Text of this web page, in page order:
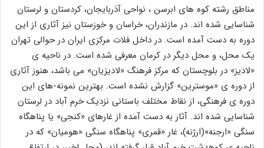
مناطق رشته کوه های ابرسن ، نواحی آذربایجان، کردستان و لرستان
شناسایی شده اند. در مازندران، خراسان و خوزستان نیز آثاری از این
دوره به دست آمده است. در داخل فلات مرکزی ایران در حوالی تهران
یک محل، و محل دیگر در کرمان معرفی شده است. در ناحیه ی
«لادیز» در بلوچستان که مرکز فرهنگ «لادیزیان» می باشد، هنوز آثاری
از دوره ی «موسترین» گزارش نشده است. بهترین نمونه-های این
دوره ی فرهنگی، از نقاط مختلف باستانی نزدیک خرم آباد در لرستان
شناسایی شده اند. آثار به دست آمده از غارهای «کنجی» یا پناهگاه
سنگی «ارجنه»(ارژنه)، غار «قمری» پناهگاه سنگی «هومیان» که در